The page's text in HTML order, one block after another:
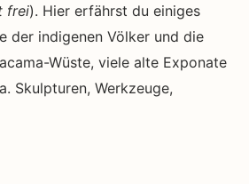
frei). Hier erfährst du einiges
der indigenen Völker und die
Wüste, viele alte Exponate
Skulpturen, Werkzeuge,